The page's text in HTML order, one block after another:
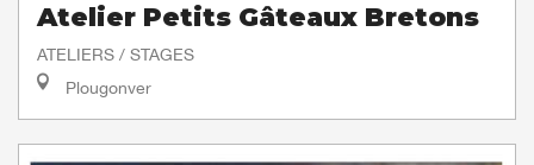
Atelier Petits Gâteaux Bretons
ATELIERS / STAGES
Plougonver